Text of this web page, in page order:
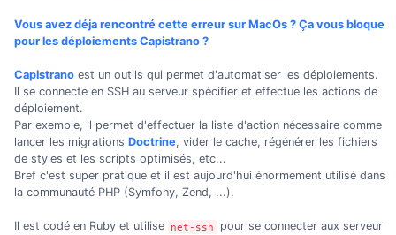
Vous avez déja rencontré cette erreur sur MacOs ? Ça vous bloque
pour les déploiements Capistrano ?
Capistrano est un outils qui permet d'automatiser les déploiements.
Il se connecte en SSH au serveur spécifier et effectue les actions de
déploiement.
Par exemple, il permet d'effectuer la liste d'action nécessaire comme
lancer les migrations Doctrine, vider le cache, régénérer les fichiers
de styles et les scripts optimisés, etc...
Bref c'est super pratique et il est aujourd'hui énormement utilisé dans
la communauté PHP (Symfony, Zend, ...).
Il est codé en Ruby et utilise net-ssh
pour se connecter aux serveur